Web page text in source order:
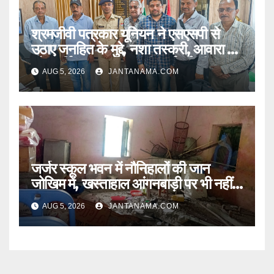
श्रमजीवी पत्रकार यूनियन ने एसएसपी से
उठाए जनहित के मुद्दे, नशा तस्करी, आवारा पशु
और पार्किंग व्यवस्था पर की कार्रवाई की मांग
AUG 5, 2026 JANTANAMA.COM
जर्जर स्कूल भवन में नौनिहालों की जान
जोखिम में, खस्ताहाल आंगनबाड़ी पर भी नहीं
जागा प्रशासन
AUG 5, 2026 JANTANAMA.COM